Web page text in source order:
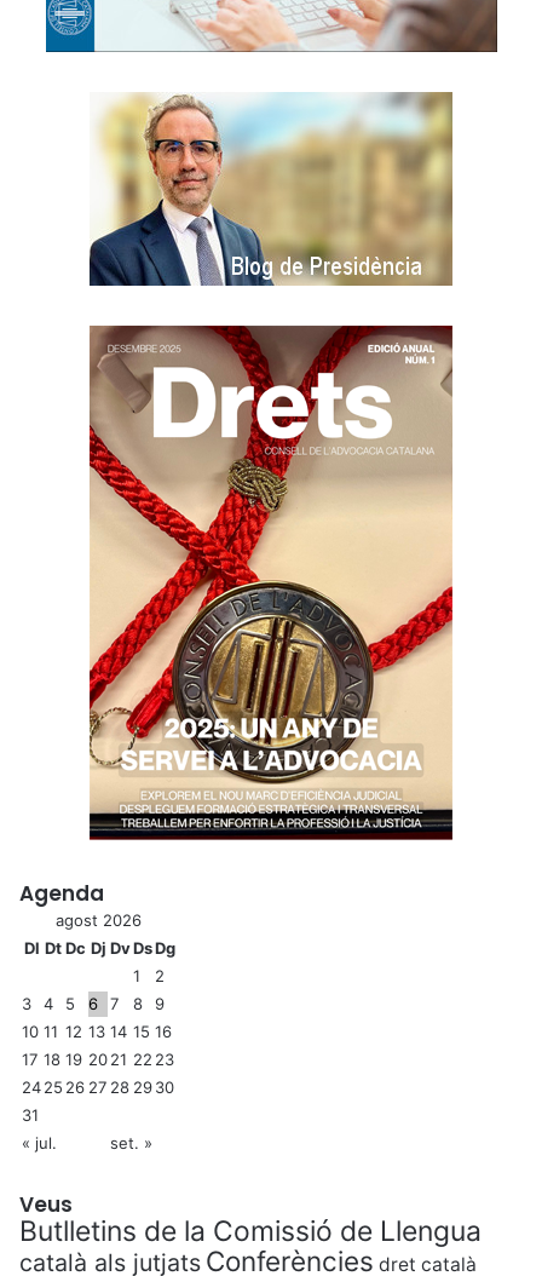
Agenda
agost 2026
Dl DtDc Dj DvDsDg
1
2
3
4 5 6 7 8
9
10 11 12 13 14 15 16
17 18 19 2021 22 23
2425 26 27 28 2930
31
« jul.
set. »
Veus
Butlletins de la Comissió de Llengua
català als jutjats Conferències dret català